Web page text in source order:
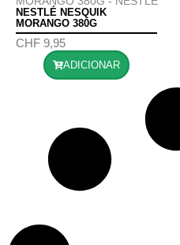
NESTLÉ NESQUIK
MORANGO 380G
CHF 9,95
ADICIONAR